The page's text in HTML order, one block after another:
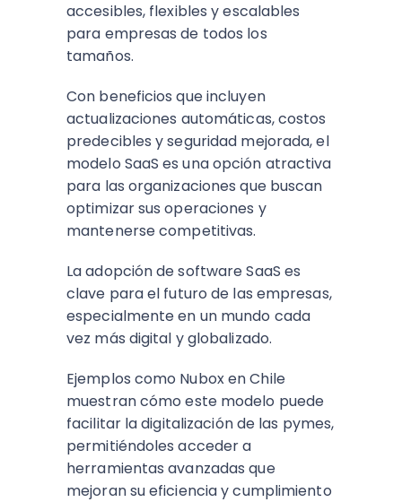
accesibles, flexibles y escalables
para empresas de todos los
tamaños.
Con beneficios que incluyen
actualizaciones automáticas, costos
predecibles y seguridad mejorada, el
modelo SaaS es una opción atractiva
para las organizaciones que buscan
optimizar sus operaciones y
mantenerse competitivas.
La adopción de software SaaS es
clave para el futuro de las empresas,
especialmente en un mundo cada
vez más digital y globalizado.
Ejemplos como Nubox en Chile
muestran cómo este modelo puede
facilitar la digitalización de las pymes,
permitiéndoles acceder a
herramientas avanzadas que
mejoran su eficiencia y cumplimiento